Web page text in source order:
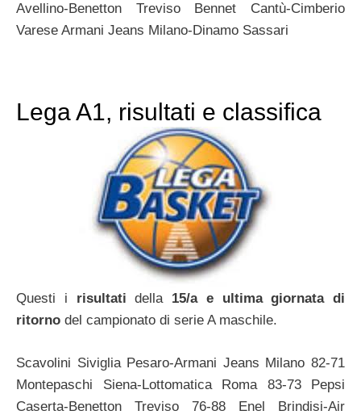
Avellino-Benetton Treviso Bennet Cantù-Cimberio
Varese Armani Jeans Milano-Dinamo Sassari
Lega A1, risultati e classifica
Questi i risultatidella 15/a e ultima giornata di
ritorno del campionato di serie A maschile.
Scavolini Siviglia Pesaro-Armani Jeans Milano 82-71
Montepaschi Siena-Lottomatica Roma 83-73 Pepsi
Caserta-Benetton Treviso 76-88 Enel Brindisi-Air